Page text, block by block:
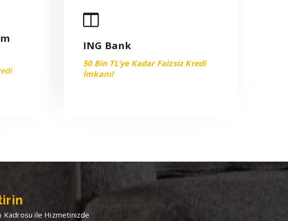
ING Bank
50 Bin TL’ye Kadar Faizsiz Kredi
İmkanı!
Kadrosu ile Hizmetinizde